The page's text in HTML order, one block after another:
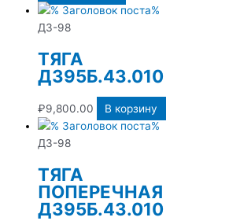
ДЗ-98
ТЯГА
Д395Б.43.010
₽9,800.00 В корзину
ДЗ-98
ТЯГА
ПОПЕРЕЧНАЯ
Д395Б.43.010